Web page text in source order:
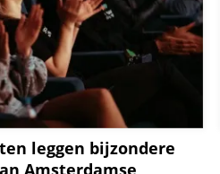
leggen bijzondere
Amsterdamse